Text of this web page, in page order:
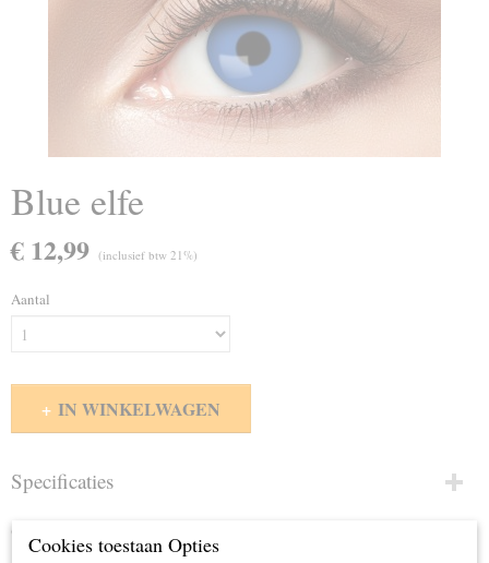
Blue elfe
€ 12,99 (inclusief btw 21%)
Aantal
IN WINKELWAGEN
Specificaties
12
Omschrijving
Cookies toestaan Opties